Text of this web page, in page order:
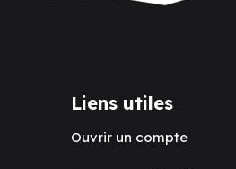
Liens utiles
Ouvrir un compte